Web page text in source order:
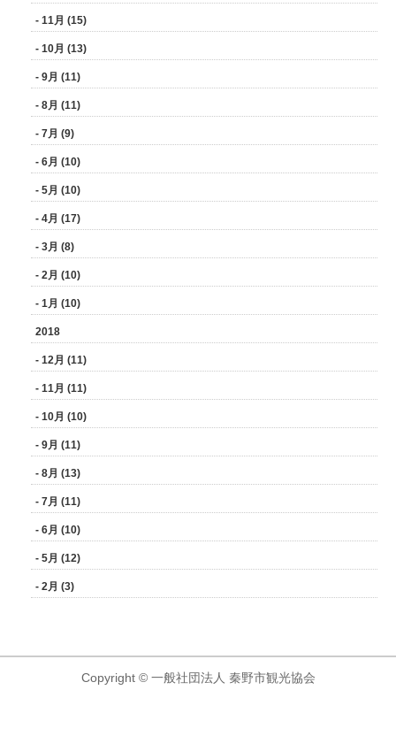
- 11月 (15)
- 10月 (13)
- 9月 (11)
- 8月 (11)
- 7月 (9)
- 6月 (10)
- 5月 (10)
- 4月 (17)
- 3月 (8)
- 2月 (10)
- 1月 (10)
2018
- 12月 (11)
- 11月 (11)
- 10月 (10)
- 9月 (11)
- 8月 (13)
- 7月 (11)
- 6月 (10)
- 5月 (12)
- 2月 (3)
Copyright © 一般社団法人 秦野市観光協会